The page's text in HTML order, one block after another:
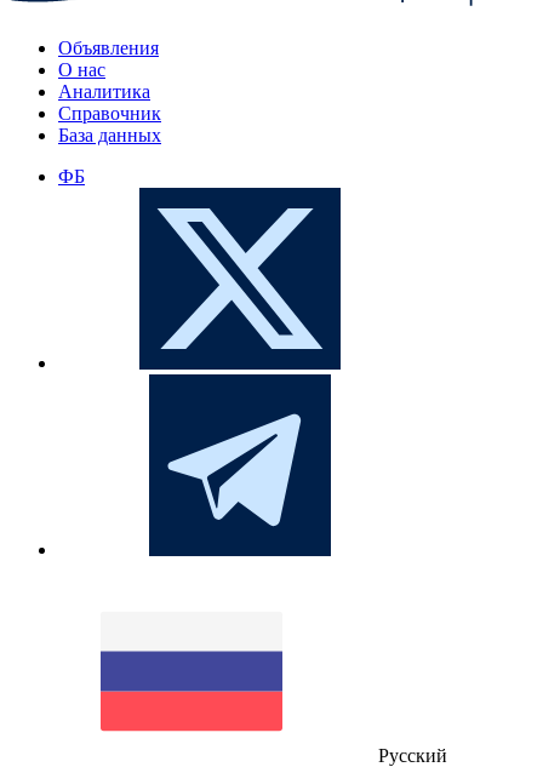
Объявления
О нас
Аналитика
Справочник
База данных
ФБ
Русский